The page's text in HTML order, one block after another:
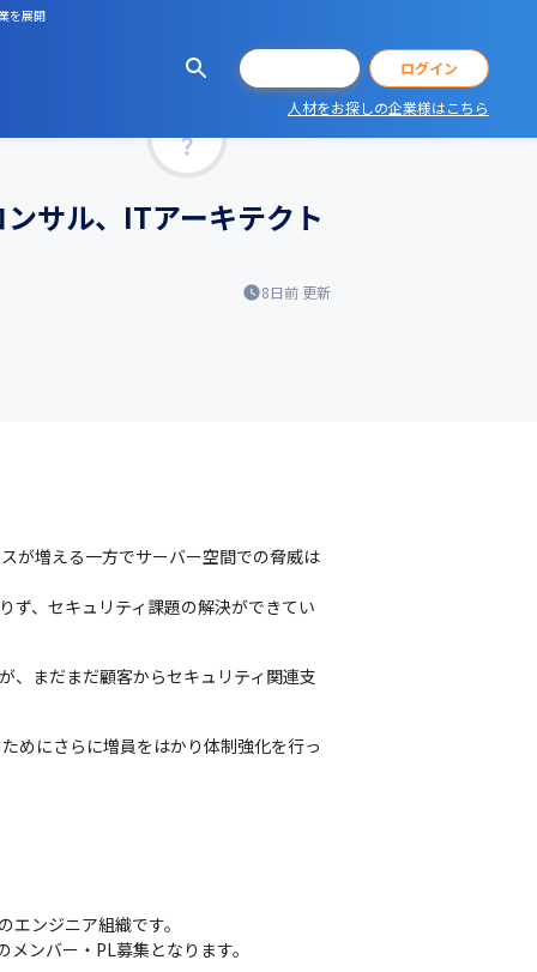
を展開
ログイン
人材をお探しの企業様はこちら
サル、ITアーキテクト
8日前 更新
が増える一方でサーバー空間での脅威は
ず、セキュリティ課題の解決ができてい
、まだまだ顧客からセキュリティ関連支
めにさらに増員をはかり体制強化を行っ
ンジニア組織です。
ンバー・PL募集となります。